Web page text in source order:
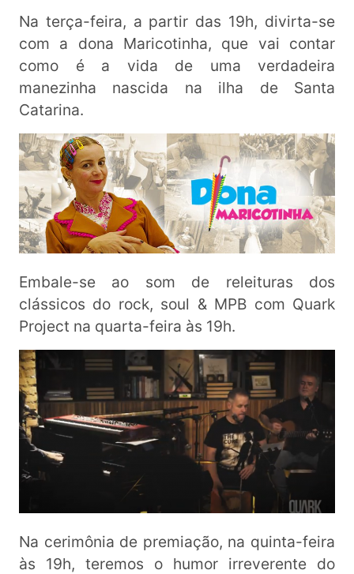
Na terça-feira, a partir das 19h, divirta-se
com a dona Maricotinha, que vai contar
como é a vida de uma verdadeira
manezinha nascida na ilha de Santa
Catarina.
Embale-se ao som de releituras dos
clássicos do rock, soul & MPB com Quark
Project na quarta-feira às 19h.
Na cerimônia de premiação, na quinta-feira
às 19h, teremos o humor irreverente do